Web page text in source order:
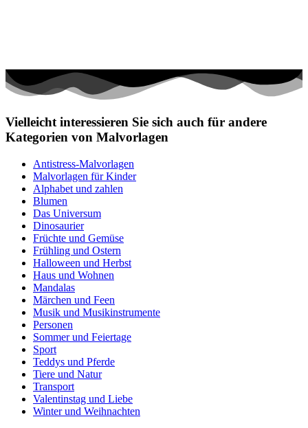
Vielleicht interessieren Sie sich auch für andere
Kategorien von Malvorlagen
Antistress-Malvorlagen
Malvorlagen für Kinder
Alphabet und zahlen
Blumen
Das Universum
Dinosaurier
Früchte und Gemüse
Frühling und Ostern
Halloween und Herbst
Haus und Wohnen
Mandalas
Märchen und Feen
Musik und Musikinstrumente
Personen
Sommer und Feiertage
Sport
Teddys und Pferde
Tiere und Natur
Transport
Valentinstag und Liebe
Winter und Weihnachten